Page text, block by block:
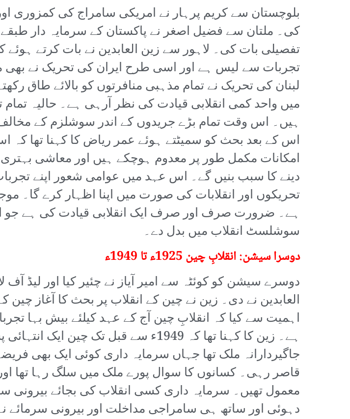
بلوچستان سے کریم پرہار نے امریکی سامراج کی کمزوری
کی۔ ملتان سے فضیل اصغر نے پاکستان کے سرمایہ دار
تفصیلی بات کی۔ لاہور سے زین العابدین نے بات کرتے
تجربات سے لیس ہے اور اسی طرح ایران کی تحریک نے
لبنان کی تحریک نے تمام مذہبی منافرتوں کو بالائے طاق
میں واحد کمی انقلابی قیادت کی نظر آرہی ہے۔ حالیہ تمام
ہیں۔ اس وقت تمام بڑے جریدوں کے اندر سوشلزم کے
اس کے بعد بحث کو سمیٹتے ہوئے عمر ریاض کا کہنا تھا کہ
امکانات مکمل طور پر معدوم ہوچکے ہیں اور معاشی بہتری
دینے کا سبب بنیں گے۔ اس عہد میں عوامی شعور اپنے
تحریکوں اور انقلابات کی صورت میں اپنا اظہار کرے گا۔
ہے۔ ضرورت صرف اور صرف ایک انقلابی قیادت کی ہے جو
سوشلسٹ انقلاب میں بدل دے۔
دوسرا سیشن: انقلابِ چین 1925ء تا 1949ء
دوسرے سیشن کو کوئٹہ سے امیر آیاز نے چئیر کیا اور لیڈ آف
العابدین نے دی۔ زین نے چین کے انقلاب پر بحث کا آغاز چین
اہمیت سے کیا کہ انقلابِ چین آج کے عہد کیلئے بیش بہا
ہے۔ زین کا کہنا تھا کہ 1949ء سے قبل تک چین ایک
جاگیردارانہ ملک تھا جہاں سرمایہ داری کوئی ایک بھی
قاصر رہی۔ کسانوں کا سوال پورے ملک میں سلگ رہا تھا
معمول تھیں۔ سرمایہ داری کسی انقلاب کی بجائے بیرونی
دہوئی اور ساتھ ہی سامراجی مداخلت اور بیرونی